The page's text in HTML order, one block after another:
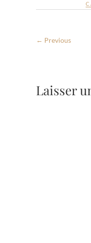
← Previous
Laisser